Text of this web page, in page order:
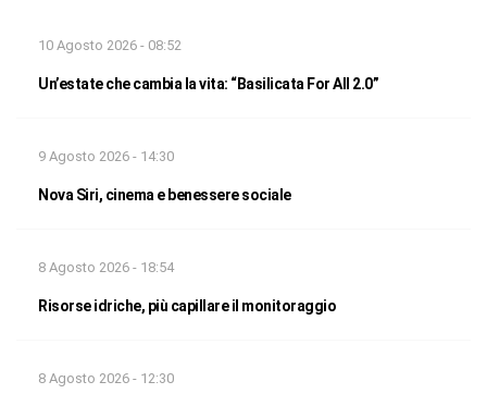
10 Agosto 2026 - 08:52
Un’estate che cambia la vita: “Basilicata For All 2.0”
9 Agosto 2026 - 14:30
Nova Siri, cinema e benessere sociale
8 Agosto 2026 - 18:54
Risorse idriche, più capillare il monitoraggio
8 Agosto 2026 - 12:30